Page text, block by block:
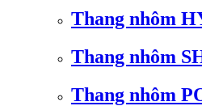
Thang nhôm
Thang nhôm
Thang nhôm